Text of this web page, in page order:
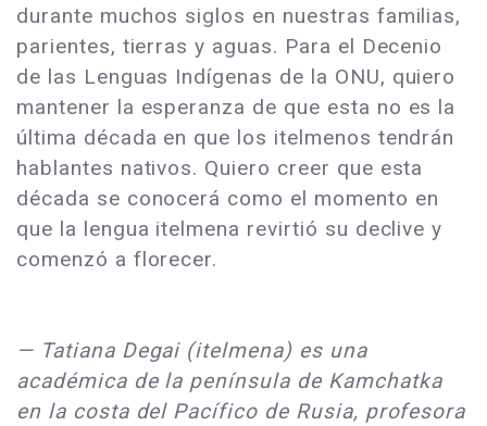
durante muchos siglos en nuestras familias,
parientes, tierras y aguas. Para el Decenio
de las Lenguas Indígenas de la ONU, quiero
mantener la esperanza de que esta no es la
última década en que los itelmenos tendrán
hablantes nativos. Quiero creer que esta
década se conocerá como el momento en
que la lengua itelmena revirtió su declive y
comenzó a florecer.
— Tatiana Degai (itelmena) es una
académica de la península de Kamchatka
en la costa del Pacífico de Rusia, profesora